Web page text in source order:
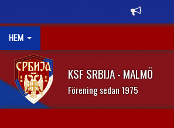
HEM
KSF SRBIJA - MALMÖ
Förening sedan 1975